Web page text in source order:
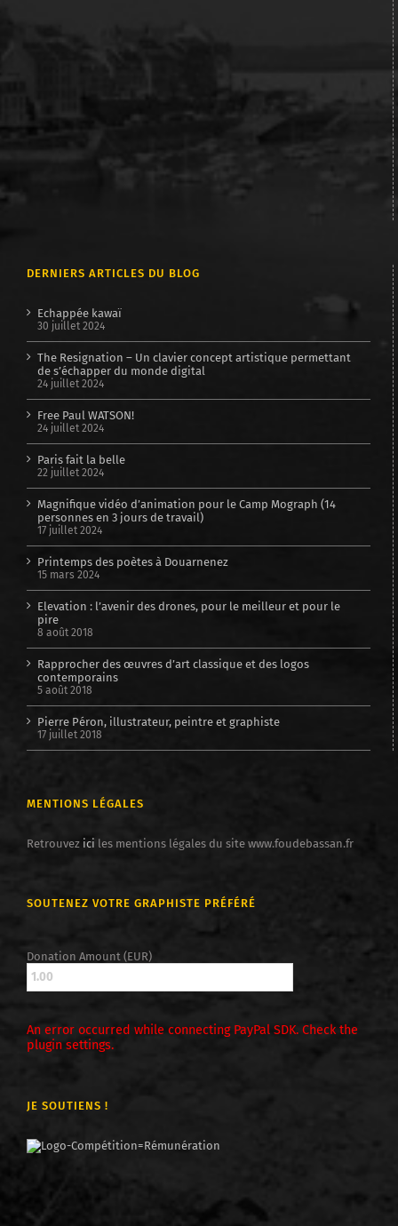
DERNIERS ARTICLES DU BLOG
Echappée kawaï
30 juillet 2024
The Resignation – Un clavier concept artistique permettant
de s’échapper du monde digital
24 juillet 2024
Free Paul WATSON!
24 juillet 2024
Paris fait la belle
22 juillet 2024
Magnifique vidéo d’animation pour le Camp Mograph (14
personnes en 3 jours de travail)
17 juillet 2024
Printemps des poètes à Douarnenez
15 mars 2024
Elevation : l’avenir des drones, pour le meilleur et pour le
pire
8 août 2018
Rapprocher des œuvres d’art classique et des logos
contemporains
5 août 2018
Pierre Péron, illustrateur, peintre et graphiste
17 juillet 2018
MENTIONS LÉGALES
Retrouvez ici les mentions légales du site www.foudebassan.fr
SOUTENEZ VOTRE GRAPHISTE PRÉFÉRÉ
Donation Amount (EUR)
An error occurred while connecting PayPal SDK. Check the
plugin settings.
JE SOUTIENS !